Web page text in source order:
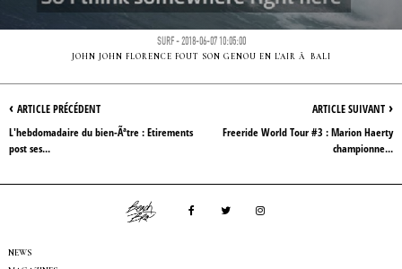
SURF - 2018-06-07 10:05:00
JOHN JOHN FLORENCE FOUT SON GENOU EN L'AIR Ã BALI
ARTICLE SUIVANT ›
Freeride World Tour #3 : Marion Haerty
championne...
‹ ARTICLE PRÉCÉDENT
L'hebdomadaire du bien-Ãªtre : Etirements
post ses...
NEWS